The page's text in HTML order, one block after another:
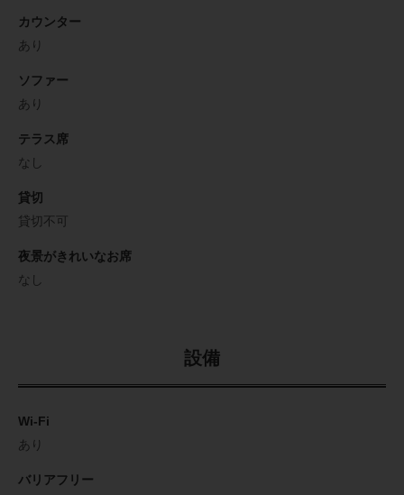
カウンター
あり
ソファー
あり
テラス席
なし
貸切
貸切不可
夜景がきれいなお席
なし
設備
Wi-Fi
あり
バリアフリー